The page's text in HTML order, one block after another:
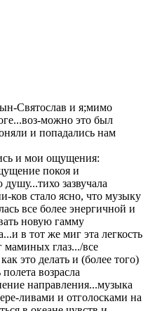
Святослав и я;мимо
можно это был
и попадались нам
и мои ощущения:
покоя и
зазвучала
ков стало ясно, что музыку
все более энергичной и
новую гамму
в тот же миг эта легкость
маминых глаз.../все
это делать и (более того)
возрасла
направления...музыка
ливами и отголосками на